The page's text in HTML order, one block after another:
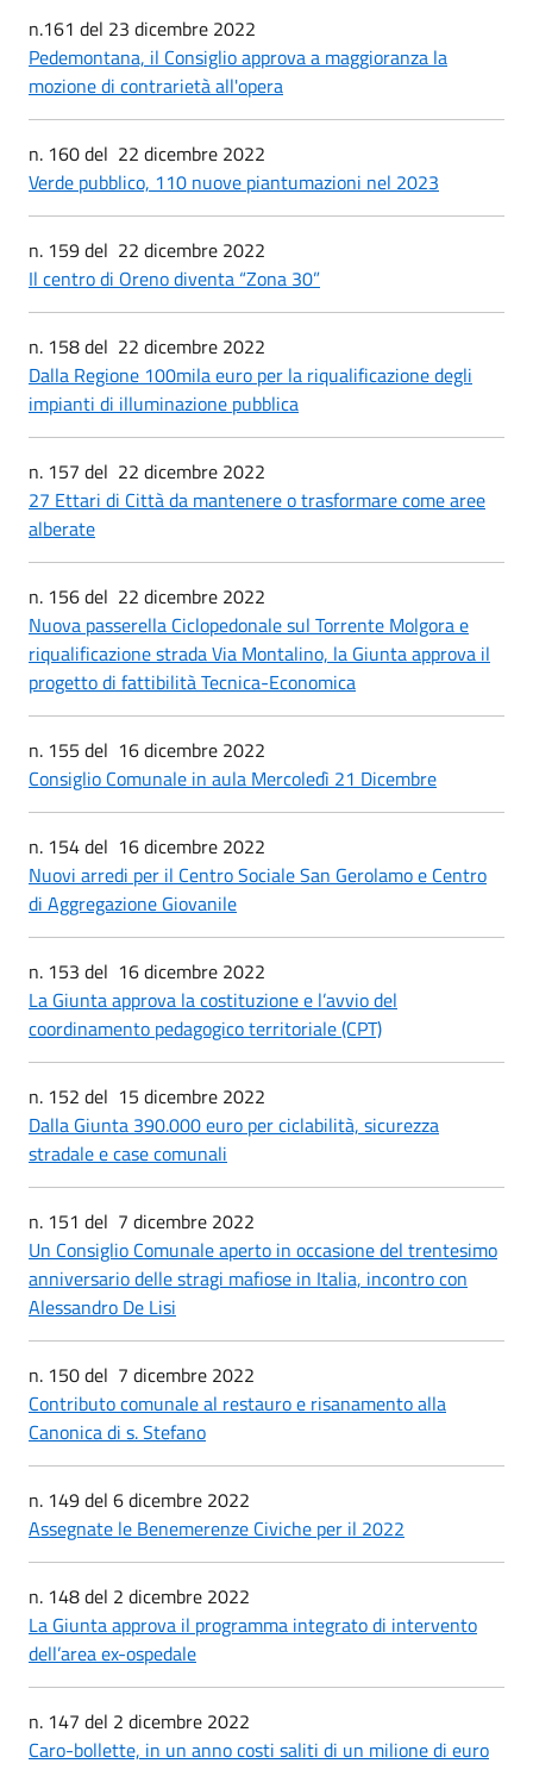
n.161 del 23 dicembre 2022
Pedemontana, il Consiglio approva a maggioranza la
mozione di contrarietà all'opera
n. 160 del 22 dicembre 2022
Verde pubblico, 110 nuove piantumazioni nel 2023
n. 159 del 22 dicembre 2022
Il centro di Oreno diventa “Zona 30”
n. 158 del 22 dicembre 2022
Dalla Regione 100mila euro per la riqualificazione degli
impianti di illuminazione pubblica
n. 157 del 22 dicembre 2022
27 Ettari di Città da mantenere o trasformare come aree
alberate
n. 156 del 22 dicembre 2022
Nuova passerella Ciclopedonale sul Torrente Molgora e
riqualificazione strada Via Montalino, la Giunta approva il
progetto di fattibilità Tecnica-Economica
n. 155 del 16 dicembre 2022
Consiglio Comunale in aula Mercoledì 21 Dicembre
n. 154 del 16 dicembre 2022
Nuovi arredi per il Centro Sociale San Gerolamo e Centro
di Aggregazione Giovanile
n. 153 del 16 dicembre 2022
La Giunta approva la costituzione e l’avvio del
coordinamento pedagogico territoriale (CPT)
n. 152 del 15 dicembre 2022
Dalla Giunta 390.000 euro per ciclabilità, sicurezza
stradale e case comunali
n. 151 del 7 dicembre 2022
Un Consiglio Comunale aperto in occasione del trentesimo
anniversario delle stragi mafiose in Italia, incontro con
Alessandro De Lisi
n. 150 del 7 dicembre 2022
Contributo comunale al restauro e risanamento alla
Canonica di s. Stefano
n. 149 del 6 dicembre 2022
Assegnate le Benemerenze Civiche per il 2022
n. 148 del 2 dicembre 2022
La Giunta approva il programma integrato di intervento
dell’area ex-ospedale
n. 147 del 2 dicembre 2022
Caro-bollette, in un anno costi saliti di un milione di euro